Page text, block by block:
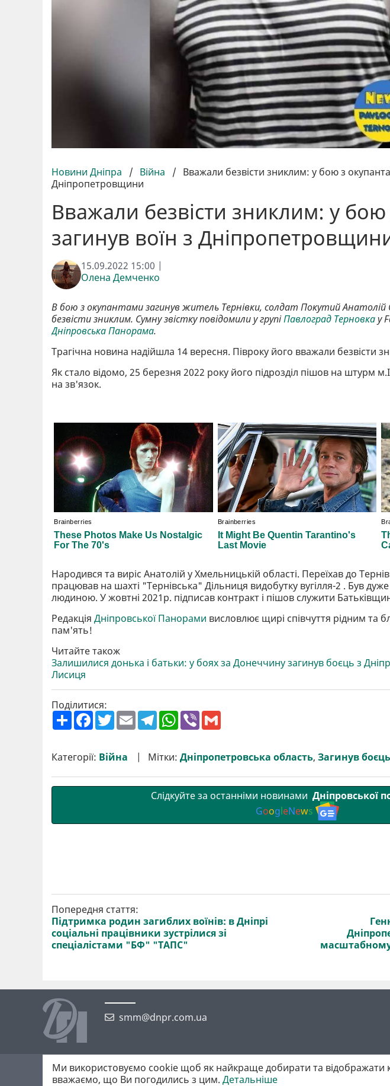
Новини Дніпра / Війна / Вважали безвісти зниклим: у бою з
Дніпропетровщини
Вважали безвісти зниклим: у
загинув воїн з
15.09.2022 15:00 |
Олена Демченко
В бою з окупантами загинув житель Тернівки, солдат Покутий Анатолій
безвісти зниклим. Сумну звістку повідомили у групіПавлоград Терновкау
Дніпровська Панорама.
Трагічна новина надійшла 14 вересня. Півроку його вважали безвісти
Як стало відомо, 25 березня 2022 року його підрозділ пішов на штурм
на зв'язок.
Народився та виріс Анатолій у Хмельницькій області. Переїхав до
працював на шахті "Тернівська" Дільниця видобутку вугілля-2 . Був
людиною. У жовтні 2021р. підписав контракт і пішов служити
Редакція Дніпровської Панорами висловлює щирі співчуття рідним та
пам'ять!
Читайте також
Залишилися донька і батьки: у боях за Донеччину загинув боєць з
Лисиця
Поділитися:
П
о
р
и
F
a
b
o
T
w
t
e
E
m
T
e
g
r
W
h
s
A
V
r l
Категорії: Війна Мітки: Дніпропетровська область, Загинув боєць
Слідкуйте за останніми новинами Дніпровської
GoogleNews
Попередня стаття:
Підтримка родин загиблих воїнів: в Дніпрі
соціальні працівники зустрілися зі
спеціалістами "БФ" "ТАПС"
smm@dnpr.com.ua
©2026 https://dnpr.com.ua Дніпровська порадниця
Всі права захищені. При повному або частковому використанні матеріалів обов'язкове активне
Ми використовуємо cookie щоб як найкраще добирати та
вважаємо, що Ви погодились з цим. Детальніше